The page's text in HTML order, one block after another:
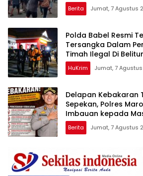
Berita Jumat, 7 Agustus
Polda Babel Resmi
Tersangka Dalam
Timah Ilegal Di
HuKrim Jumat, 7
Delapan Kebakaran
Sepekan, Polres
Imbauan kepada
Berita Jumat, 7 Agustus